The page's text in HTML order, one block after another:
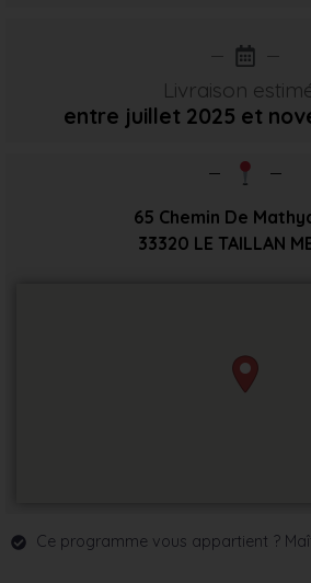
Livraison
entre juillet 2025 et
65 Chemin De
33320 LE TAILLAN
Ce programme vous appartient ?